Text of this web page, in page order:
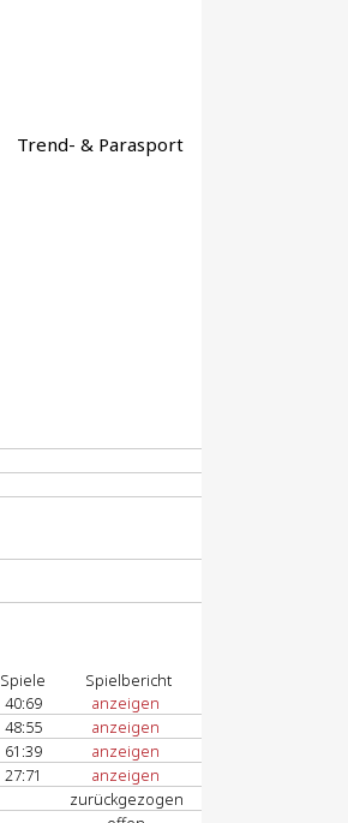
Trend- & Parasport
Spiele
Spielbericht
40:69
anzeigen
48:55
anzeigen
61:39
anzeigen
27:71
anzeigen
zurückgezogen